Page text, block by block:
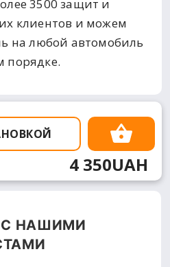
3500 защит и
клиентов и можем
на любой автомобиль
порядке.
4 350UAH
С НАШИМИ